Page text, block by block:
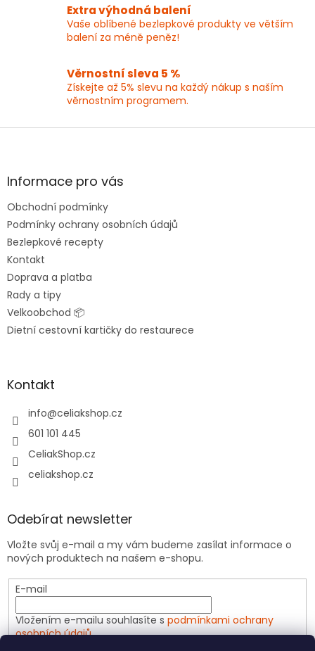
y
v
ý
s
u
Extra výhodná balení
Vaše oblíbené bezlepkové produkty ve větším
balení za méně peněz!
Věrnostní sleva 5 %
Získejte až 5% slevu na každý nákup s naším
věrnostním programem.
Z
aInformace pro vás
Obchodní podmínky
Podmínky ochrany osobních údajů
Bezlepkové recepty
Kontakt
Doprava a platba
Rady a tipy
Velkoobchod 📦
Dietní cestovní kartičky do restaurece
Kontakt
info@celiakshop.cz
601 101 445
CeliakShop.cz
celiakshop.cz
Odebírat newsletter
Vložte svůj e-mail a my vám budeme zasílat informace o
nových produktech na našem e-shopu.
E-mail
Vložením e-mailu souhlasíte s podmínkami ochrany
osobních údajů